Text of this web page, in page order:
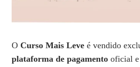
O Curso Mais Leve é vendido
plataforma de pagamento oficial